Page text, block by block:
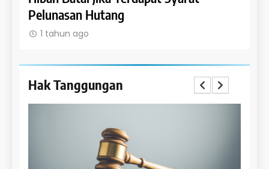
Pelunasan Hutang
1 tahun ago
Hak Tanggungan